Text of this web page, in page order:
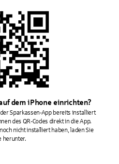
dem iPhone einrichten?
Sparkassen-App bereits installiert
des QR-Codes direkt in die App.
nicht installiert haben, laden Sie
herunter.